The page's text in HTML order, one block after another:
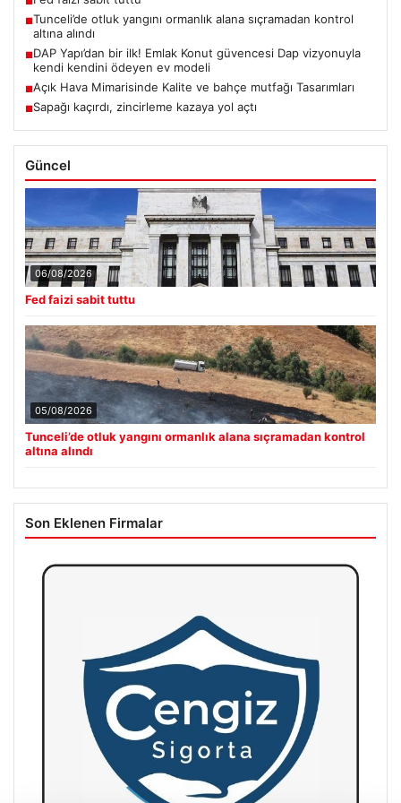
■Tunceli’de otluk yangını ormanlık alana sıçramadan kontrol
altına alındı
■DAP Yapı’dan bir ilk! Emlak Konut güvencesi Dap vizyonuyla
kendi kendini ödeyen ev modeli
■Açık Hava Mimarisinde Kalite ve bahçe mutfağı Tasarımları
■Sapağı kaçırdı, zincirleme kazaya yol açtı
Güncel
06/08/2026
Fed faizi sabit tuttu
05/08/2026
Tunceli’de otluk yangını ormanlık alana sıçramadan kontrol
altına alındı
Son Eklenen Firmalar